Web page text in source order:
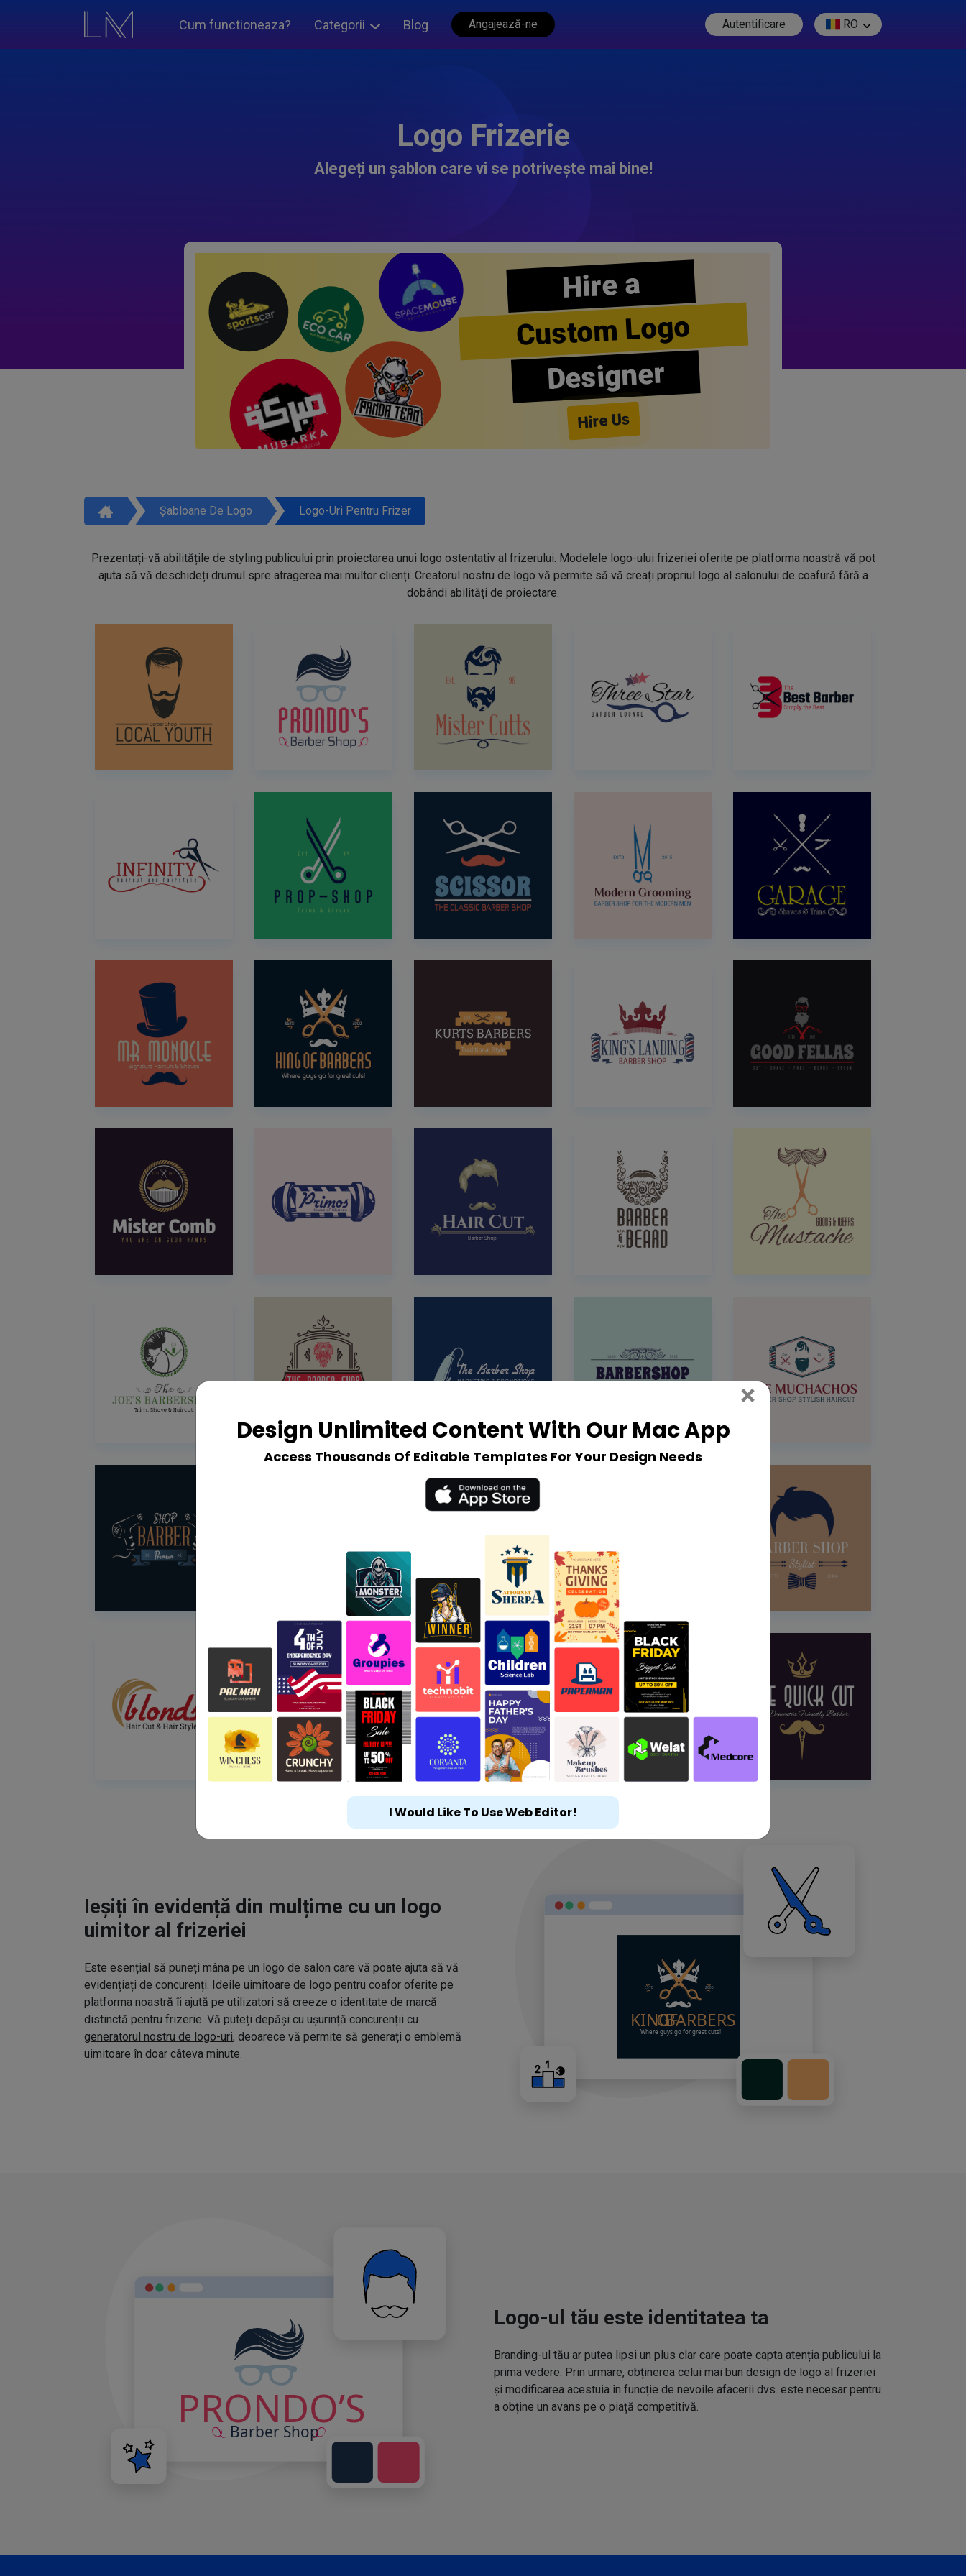
Cum functioneaza? Categorii Blog Angajează-ne Autentificare RO
Logo Frizerie
Alegeți un șablon care vi se potrivește mai bine!
Hire a
Custom Logo
Designer
Hire Us
Șabloane De Logo Logo-Uri Pentru Frizer
Prezentați-vă abilitățile de styling publicului prin proiectarea unui logo ostentativ al frizerului. Modelele logo-ului frizeriei oferite pe platforma noastră vă pot
ajuta să vă deschideți drumul spre atragerea mai multor clienți. Creatorul nostru de logo vă permite să vă creați propriul logo al salonului de coafură fără a
dobândi abilități de proiectare.
Ieșiți în evidență din mulțime cu un logo
uimitor al frizeriei
Este esențial să puneți mâna pe un logo de salon care vă poate ajuta să vă
evidențiați de concurenți. Ideile uimitoare de logo pentru coafor oferite pe
platforma noastră îi ajută pe utilizatori să creeze o identitate de marcă
distinctă pentru frizerie. Vă puteți depăși cu ușurință concurenții cu
generatorul nostru de logo-uri, deoarece vă permite să generați o emblemă
uimitoare în doar câteva minute.
Logo-ul tău este identitatea ta
Branding-ul tău ar putea lipsi un plus clar care poate capta atenția publicului la
prima vedere. Prin urmare, obținerea celui mai bun design de logo al frizeriei
și modificarea acestuia în funcție de nevoile afacerii dvs. este necesar pentru
a obține un avans pe o piață competitivă.
Design Unlimited Content With Our Mac App
Access Thousands Of Editable Templates For Your Design Needs
× Close
I Would Like To Use Web Editor!